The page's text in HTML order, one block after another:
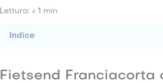
Lettura: < 1 min
Indice
Fietsend Franciacorta